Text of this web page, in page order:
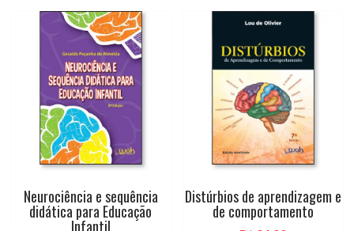
Neurociência e sequência
didática para Educação
Infantil
Distúrbios de aprendizagem e
de comportamento